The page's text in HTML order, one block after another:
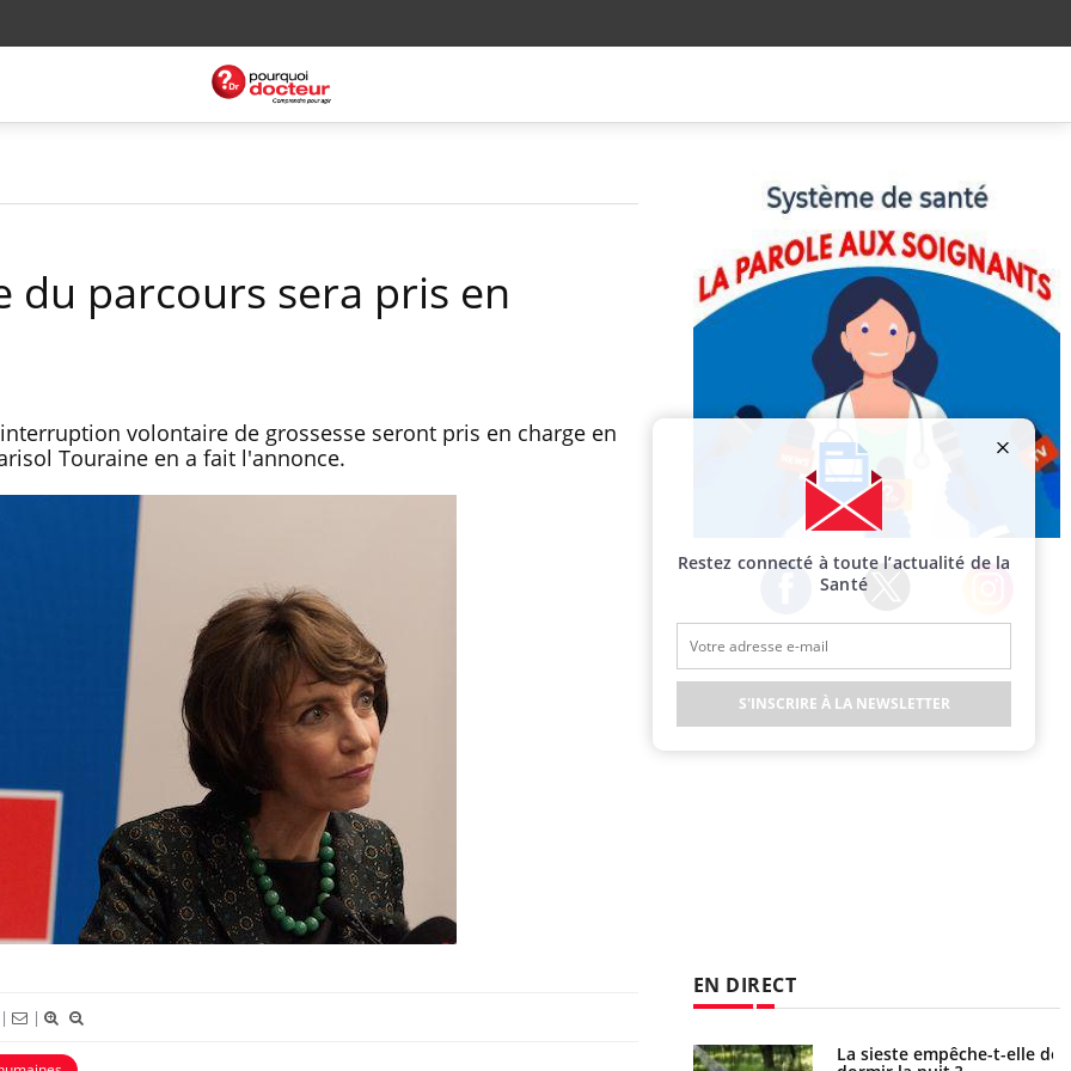
du parcours sera pris en
volontaire de grossesse seront pris en charge en
Touraine en a fait l'annonce.
| |
Facebook Twitter Instagram
EN DIRECT
La sieste empêche-t-elle de
Restez connecté à toute l’actualité de la
Santé
S'INSCRIRE À LA NEWSLETTER